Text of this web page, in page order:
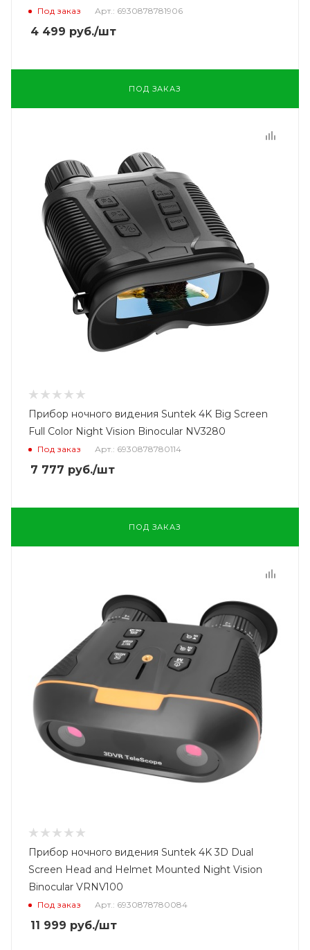
Под заказ Арт.: 6930878781906
4 499 руб./шт
ПОД ЗАКАЗ
Прибор ночного видения Suntek 4K Big Screen
Full Color Night Vision Binocular NV3280
Под заказ Арт.: 6930878780114
7 777 руб./шт
ПОД ЗАКАЗ
Прибор ночного видения Suntek 4K 3D Dual
Screen Head and Helmet Mounted Night Vision
Binocular VRNV100
Под заказ Арт.: 6930878780084
11 999 руб./шт